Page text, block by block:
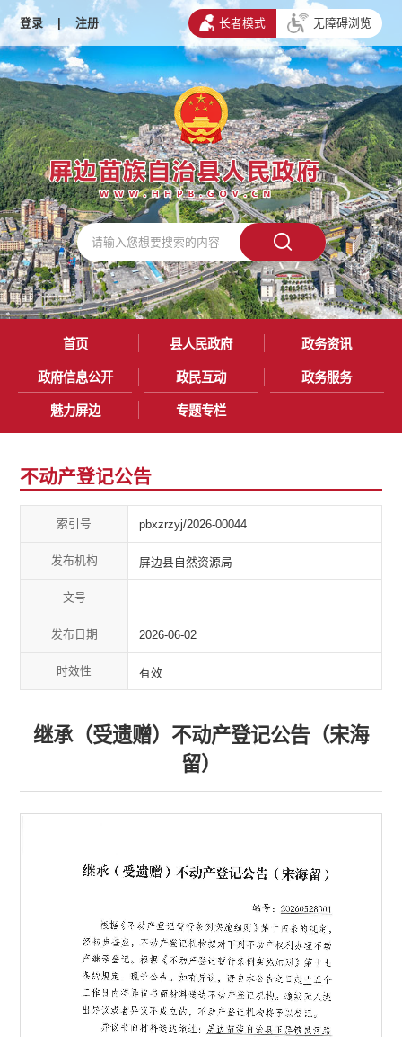
登录 | 注册 长者模式 无障碍浏览
首页 县人民政府 政务资讯
政府信息公开 政民互动 政务服务
魅力屏边 专题专栏
不动产登记公告
索引号 pbxzrzyj/2026-00044
发布机构 屏边县自然资源局
文号
发布日期 2026-06-02
时效性 有效
继承（受遗赠）不动产登记公告（宋海
留）